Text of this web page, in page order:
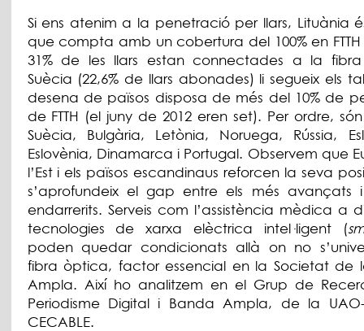
Si ens atenim a la penetració per llars, Lituània
que compta amb un cobertura del 100% en
31% de les llars estan connectades a la
Suècia (22,6% de llars abonades) li segueix els
desena de països disposa de més del 10% de
de FTTH (el juny de 2012 eren set). Per ordre,
Suècia, Bulgària, Letònia, Noruega, Rússia,
Eslovènia, Dinamarca i Portugal. Observem que
l’Est i els països escandinaus reforcen la seva
s’aprofundeix el gap entre els més avançats
endarrerits. Serveis com l’assistència mèdica a
tecnologies de xarxa elèctrica intel·ligent (
poden quedar condicionats allà on no
fibra òptica, factor essencial en la Societat de
Ampla. Així ho analitzem en el Grup de
Periodisme Digital i Banda Ampla, de la
CECABLE.